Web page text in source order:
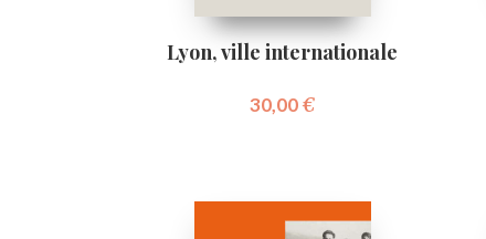
Lyon, ville internationale
30,00€